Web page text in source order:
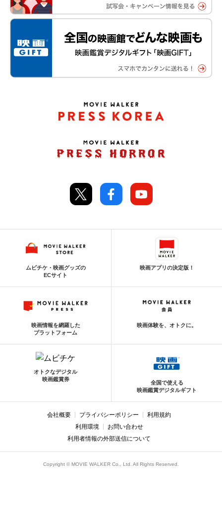
ムビチケ・映画グッズの
ECサイト
映画アプリの決定版！
映画情報を網羅した
プラットフォーム
映画体験を、オトクに。
オトクなデジタル
映画鑑賞券
全国で使える
映画鑑賞デジタルギフト
会社概要 プライバシーポリシー
利用規約
利用環境
お問い合わせ
利用者情報の外部送信について
Copyright © MOVIE WALKER Co., Ltd. All Rights Reserved.